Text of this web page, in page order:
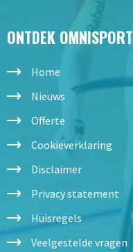
ONTDEK OMNISPORT
Home
Nieuws
Offerte
Cookieverklaring
Disclaimer
Privacy statement
Huisregels
Veelgestelde vragen